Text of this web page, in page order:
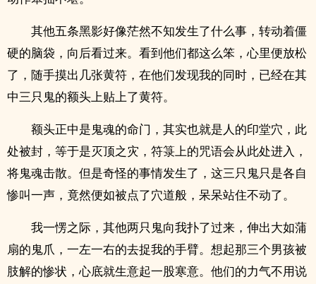
其他五条黑影好像茫然不知发生了什么事，转动着僵
硬的脑袋，向后看过来。看到他们都这么笨，心里便放松
了，随手摸出几张黄符，在他们发现我的同时，已经在其
中三只鬼的额头上贴上了黄符。
额头正中是鬼魂的命门，其实也就是人的印堂穴，此
处被封，等于是灭顶之灾，符箓上的咒语会从此处进入，
将鬼魂击散。但是奇怪的事情发生了，这三只鬼只是各自
惨叫一声，竟然便如被点了穴道般，呆呆站住不动了。
我一愣之际，其他两只鬼向我扑了过来，伸出大如蒲
扇的鬼爪，一左一右的去捉我的手臂。想起那三个男孩被
肢解的惨状，心底就生意起一股寒意。他们的力气不用说